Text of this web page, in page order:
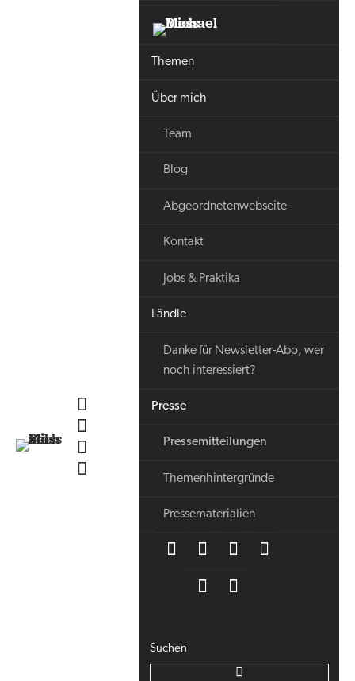
Themen
Über mich
Team
Blog
Abgeordnetenwebseite
Kontakt
Jobs & Praktika
Ländle
Danke für Newsletter-Abo, wer
noch interessiert?
Presse
Pressemitteilungen
Themenhintergründe
Pressematerialien
Suchen